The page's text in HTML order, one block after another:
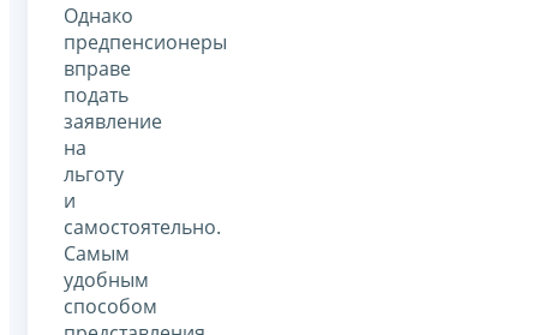
Однако
предпенсионеры
вправе
подать
заявление
на
льготу
и
самостоятельно.
Самым
удобным
способом